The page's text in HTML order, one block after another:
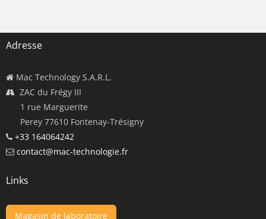
Adresse
Mac Technology S.A.R.L.
ZAC du Frégy III
1 rue Marguerite
Perey 77610 Fontenay-Trésigny
+33 164064242
contact@mac-technologie.fr
Links
Magasin de laboratoire